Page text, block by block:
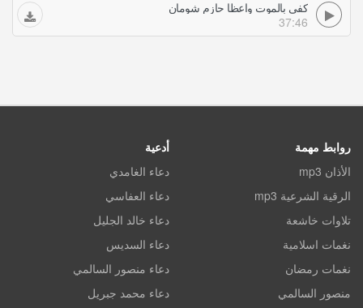
كفى بالموت واعظا حازم شومان
37:46
روابط مهمة
الأذان mp3
الرقية الشرعية mp3
تلاوات خاشعة
نغمات اسلامية
نغمات رمضان
منصور السالمي
أدعية
دعاء الغامدي
دعاء العفاسي
دعاء خالد الجليل
دعاء السديس
دعاء منصور السالمي
دعاء محمد جبريل